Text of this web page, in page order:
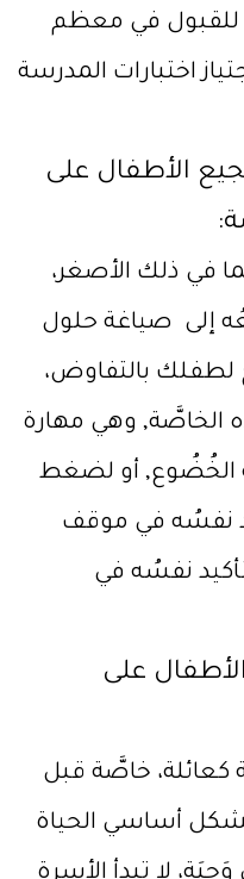
للقبول في معظم
اختبارات المدرسة
الأطفال على
في ذلك الأصغر،
إلى صياغة حلول
لطفلك بالتفاوض،
الخاصَّة, وهي مهارة
الخُضُوع, أو لضغط
نفسُه في موقف
نفسُه في
على
خاصَّة قبل
بشكل أساسي الحياة